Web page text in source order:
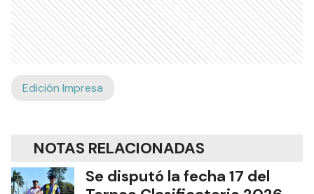
Edición Impresa
NOTAS RELACIONADAS
Se disputó la fecha 17 del